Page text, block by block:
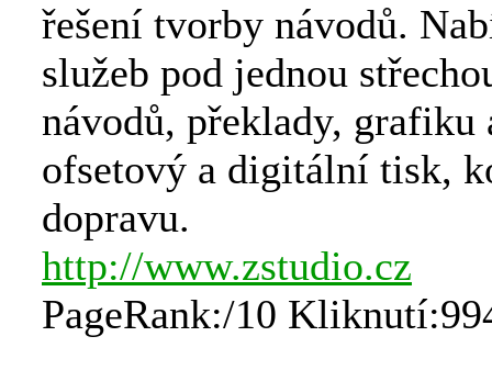
řešení tvorby návodů.
služeb pod jednou
návodů, překlady, grafiku
ofsetový a digitální tisk,
dopravu.
http://www.zstudio.cz
PageRank:/10